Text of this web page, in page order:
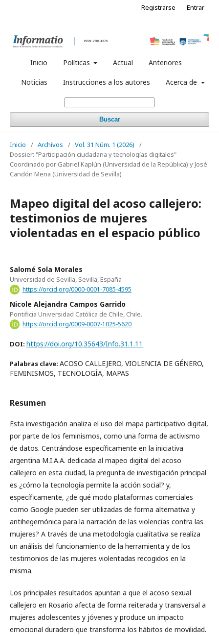
Inicio Políticas Actual Anteriores
Noticias Instrucciones a los autores Acerca de
Buscar
Registrarse Entrar
Inicio / Archivos / Vol. 31 Núm. 1 (2026)
/
Dossier: "Participación ciudadana y tecnologías digitales"
Coordinado por Gabriel Kaplún (Universidad de la República) y José
Candón Mena (Universidad de Sevilla)
Mapeo digital del acoso callejero:
testimonios de mujeres
violentadas en el espacio público
Salomé Sola Morales
Universidad de Sevilla, Sevilla, España
https://orcid.org/0000-0001-7085-4595
Nicole Alejandra Campos Garrido
Pontificia Universidad Católica de Chile, Chile.
https://orcid.org/0009-0007-1025-5620
DOI: https://doi.org/10.35643/Info.31.1.11
Palabras clave: ACOSO CALLEJERO, VIOLENCIA DE GÉNERO,
FEMINISMOS, TECNOLOGÍA, MAPAS
Resumen
Esta investigación analiza el uso del mapa participativo digital,
por parte de los feminismos, como una forma de activismo
de datos. Centrándose específicamente en la iniciativa
argentina M.I.A.A. dedicada al mapeo digital del acoso
callejero en esta ciudad, la pregunta de investigación principal
es ¿cómo la tecnología permite la acción social? y,
específicamente, ¿de qué modo plataformas comerciales
como Google pueden ser utilizadas de forma alternativa y
antihegemónica para la narración de las violencias contra las
mujeres? A través de una metodología cualitativa se realiza
un análisis del funcionamiento de la herramienta y de los
testimonios de las mujeres violentadas recogidos en la
misma.
Los principales resultados apuntan a que el acoso sexual
callejero en Rosario afecta de forma reiterada y transversal a
mujeres adolescentes y jóvenes y produce un impacto
emocional duradero que transforma los hábitos de movilidad.